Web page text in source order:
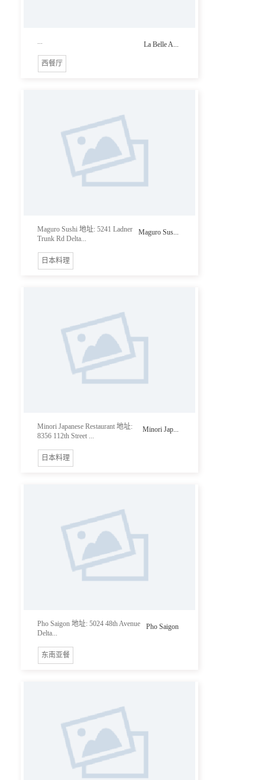
La Belle A...
西餐厅
Maguro Sus...
Maguro Sushi 地址: 5241 Ladner
Trunk Rd Delta...
日本料理
Minori Jap...
Minori Japanese Restaurant 地址:
8356 112th Street ...
日本料理
Pho Saigon
Pho Saigon 地址: 5024 48th Avenue
Delta...
东南亚餐